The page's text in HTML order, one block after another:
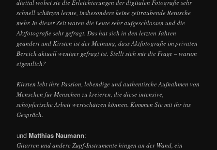
digital wobei sie die Erleichterungen der digitalen Fotografie sehr
schnell schätzen lernte, insbesondere keine zeitraubende Retusche
mehr. In dieser Zeit waren die Leute sehr aufgeschlossen und die
Aktfotografie sehr gefragt. Das hat sich in den letzten Jahren
geändert und Kirsten ist der Meinung, dass Aktfotografie im privaten
Bereich aktuell weniger gefragt ist. Stellt sich mir die Frage – warum
eigentlich?
Kirsten lebt ihre Passion, lebendige und authentische Aufnahmen von
Menschen für Menschen zu kreieren, die diese intensive,
schöpferische Arbeit wertschätzen können. Kommen Sie mit ihr ins
Gespräch.
undMatthias Naumann:
Gitarren und andere Zupf-Instrumente hingen an der Wand, ein